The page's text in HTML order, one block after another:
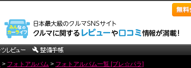
> フォトアルバム > フォトアルバム一覧 [ブレ☆パラ]